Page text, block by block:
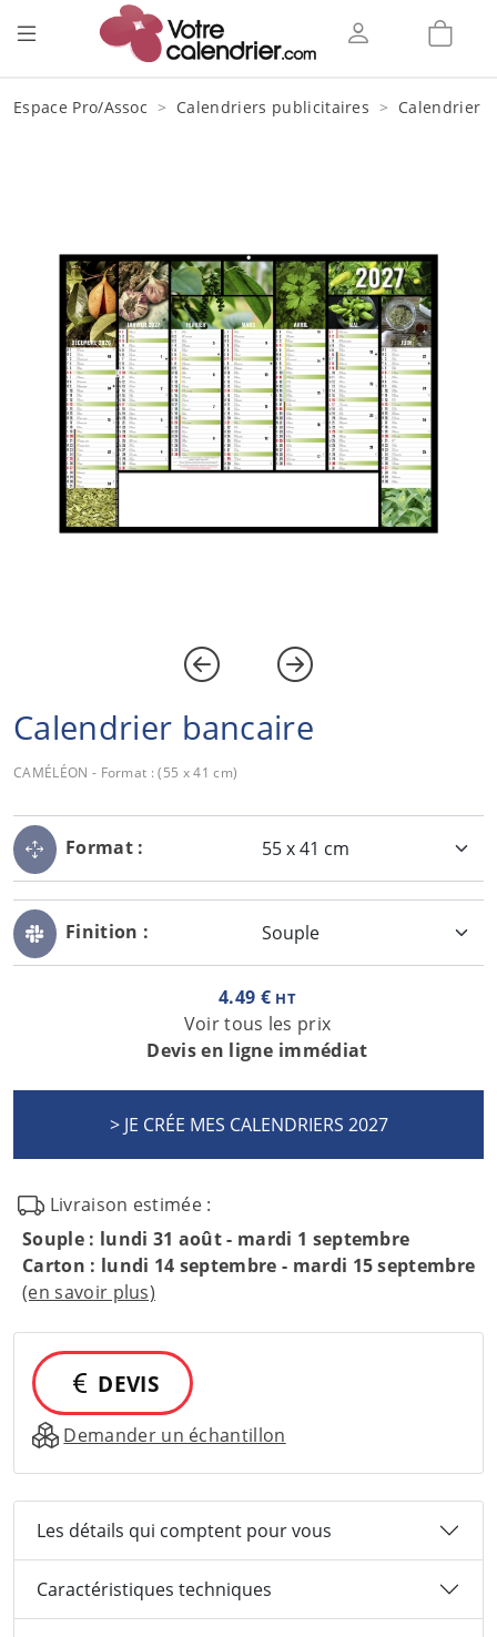
Espace Pro/Assoc Calendriers publicitaires Calendrier
Calendrier bancaire
CAMÉLÉON - Format : (55 x 41 cm)
Format :
Finition :
4.49 € HT
Voir tous les prix
Devis en ligne immédiat
Livraison estimée :
Souple : lundi 31 août - mardi 1 septembre
Carton : lundi 14 septembre - mardi 15 septembre
(en savoir plus)
DEVIS
Demander un échantillon
Les détails qui comptent pour vous
Caractéristiques techniques